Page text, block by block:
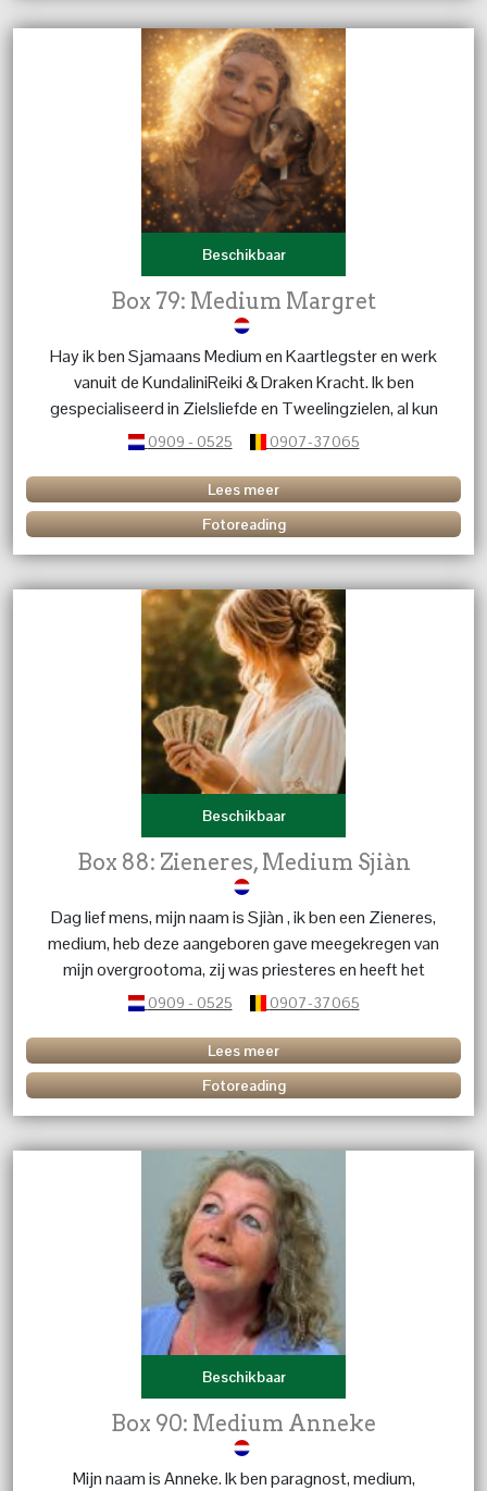
Beschikbaar
Box 79: Medium Margret
Hay ik ben Sjamaans Medium en Kaartlegster en werk
vanuit de KundaliniReiki & Draken Kracht. Ik ben
gespecialiseerd in Zielsliefde en Tweelingzielen, al kun
je met al je vragen bij mij terecht. Over Kinderen, Dieren,
advies, en luisterend oor. liefs Margret
0909 - 0525 0907-37065
Lees meer
Fotoreading
Beschikbaar
Box 88: Zieneres, Medium Sjiàn
Dag lief mens, mijn naam is Sjiàn , ik ben een Zieneres,
medium, heb deze aangeboren gave meegekregen van
mijn overgrootoma, zij was priesteres en heeft het
stokje doorgeven in de familie ,, ik ben al mijn hele leven
mogen begeleiden bij hun processen , reis in het leven.
Geen vraag is mij te gek, ik kom snel tot de kern daar
waar ik moet zijn, met sterke tijdsaanduidingen. Ik doe
het met alle liefde en bezorgdheid zodat u snel weer
verder kan.
0909 - 0525 0907-37065
Lees meer
Fotoreading
Beschikbaar
Box 90: Medium Anneke
Mijn naam is Anneke. Ik ben paragnost, medium,